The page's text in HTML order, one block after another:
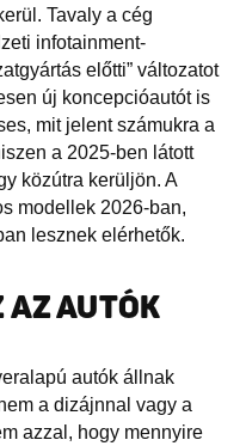
Tavaly a cég
infotainment-
előtti” változatot
új koncepcióautót is
mit jelent számukra a
a 2025-ben látott
közútra kerüljön. A
modellek 2026-ban,
lesznek elérhetők.
AZ AUTÓK
autók állnak
a dizájnnal vagy a
azzal, hogy mennyire